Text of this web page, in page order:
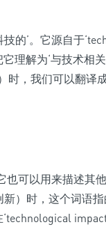
的’。它源自于
解为‘与技术相关
，我们可以翻译
也可以用来描述其
新）时，这个词语